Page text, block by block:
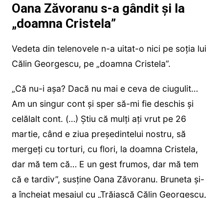
Oana Zăvoranu s-a gândit și la
„doamna Cristela”
Vedeta din telenovele n-a uitat-o nici pe soția lui
Călin Georgescu, pe „doamna Cristela”.
„Că nu-i așa? Dacă nu mai e ceva de ciugulit…
Am un singur cont și sper să-mi fie deschis și
celălalt cont. (…) Știu că mulți ați vrut pe 26
martie, când e ziua președintelui nostru, să
mergeți cu torturi, cu flori, la doamna Cristela,
dar mă tem că… E un gest frumos, dar mă tem
că e tardiv”, susține Oana Zăvoranu. Bruneta și-
a încheiat mesajul cu „Trăiască Călin Georgescu,